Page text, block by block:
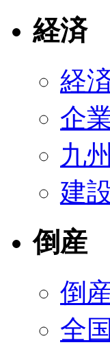
経済
経
企
九
建
倒産
倒
全